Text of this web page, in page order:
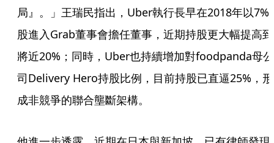
局』。」王瑞民指出，Uber執行長早在2018年以7%
股進入Grab董事會擔任董事，近期持股更大幅提高到
將近20%；同時，Uber也持續增加對foodpanda母公
司Delivery Hero持股比例，目前持股已直逼25%，形
成非競爭的聯合壟斷架構。